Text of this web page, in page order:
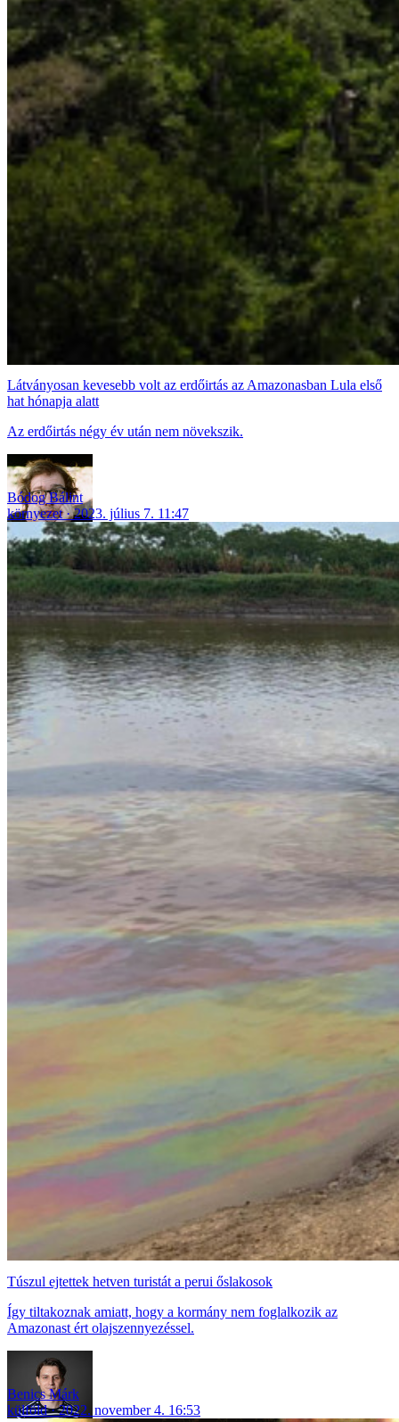
Látványosan kevesebb volt az erdőirtás az Amazonasban Lula első
hat hónapja alatt
Az erdőirtás négy év után nem növekszik.
Bódog Bálint
környezet
2023. július 7. 11:47
Túszul ejtettek hetven turistát a perui őslakosok
Így tiltakoznak amiatt, hogy a kormány nem foglalkozik az
Amazonast ért olajszennyezéssel.
Benics Márk
külföld
2022. november 4. 16:53